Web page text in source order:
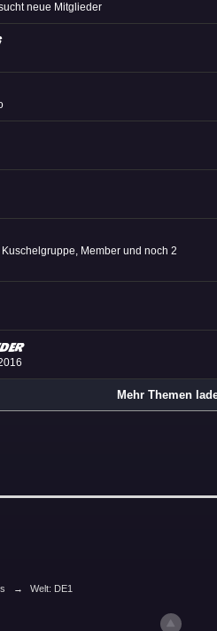
neue Mitglieder
Kuschelgruppe, Member und noch 2
Mehr Themen
→ Welt: DE1